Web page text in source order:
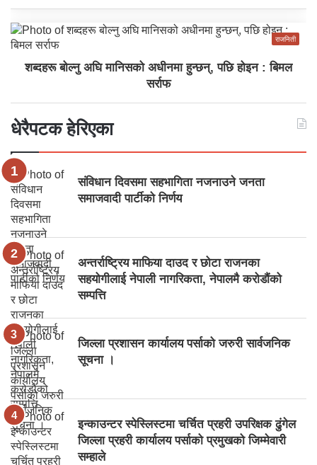
राजनिती
शब्दहरू बोल्नु अघि मानिसको अधीनमा हुन्छन्, पछि होइन : बिमल
सर्राफ
धेरैपटक हेरिएका
संविधान दिवसमा सहभागिता नजनाउने जनता
समाजवादी पार्टीको निर्णय
अन्तर्राष्ट्रिय माफिया दाउद र छोटा राजनका
सहयोगीलाई नेपाली नागरिकता, नेपालमै करोडौंको
सम्पत्ति
जिल्ला प्रशासन कार्यालय पर्साको जरुरी सार्वजनिक
सूचना ।
इन्काउन्टर स्पेस्लिस्टमा चर्चित प्रहरी उपरिक्षक ढुंगेल
जिल्ला प्रहरी कार्यालय पर्साको प्रमुखको जिम्मेवारी
सम्हाले